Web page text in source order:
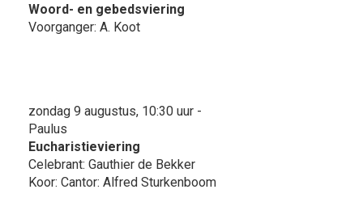
Woord- en gebedsviering
Voorganger: A. Koot
zondag 9 augustus, 10:30 uur -
Paulus
Eucharistieviering
Celebrant: Gauthier de Bekker
Koor: Cantor: Alfred Sturkenboom